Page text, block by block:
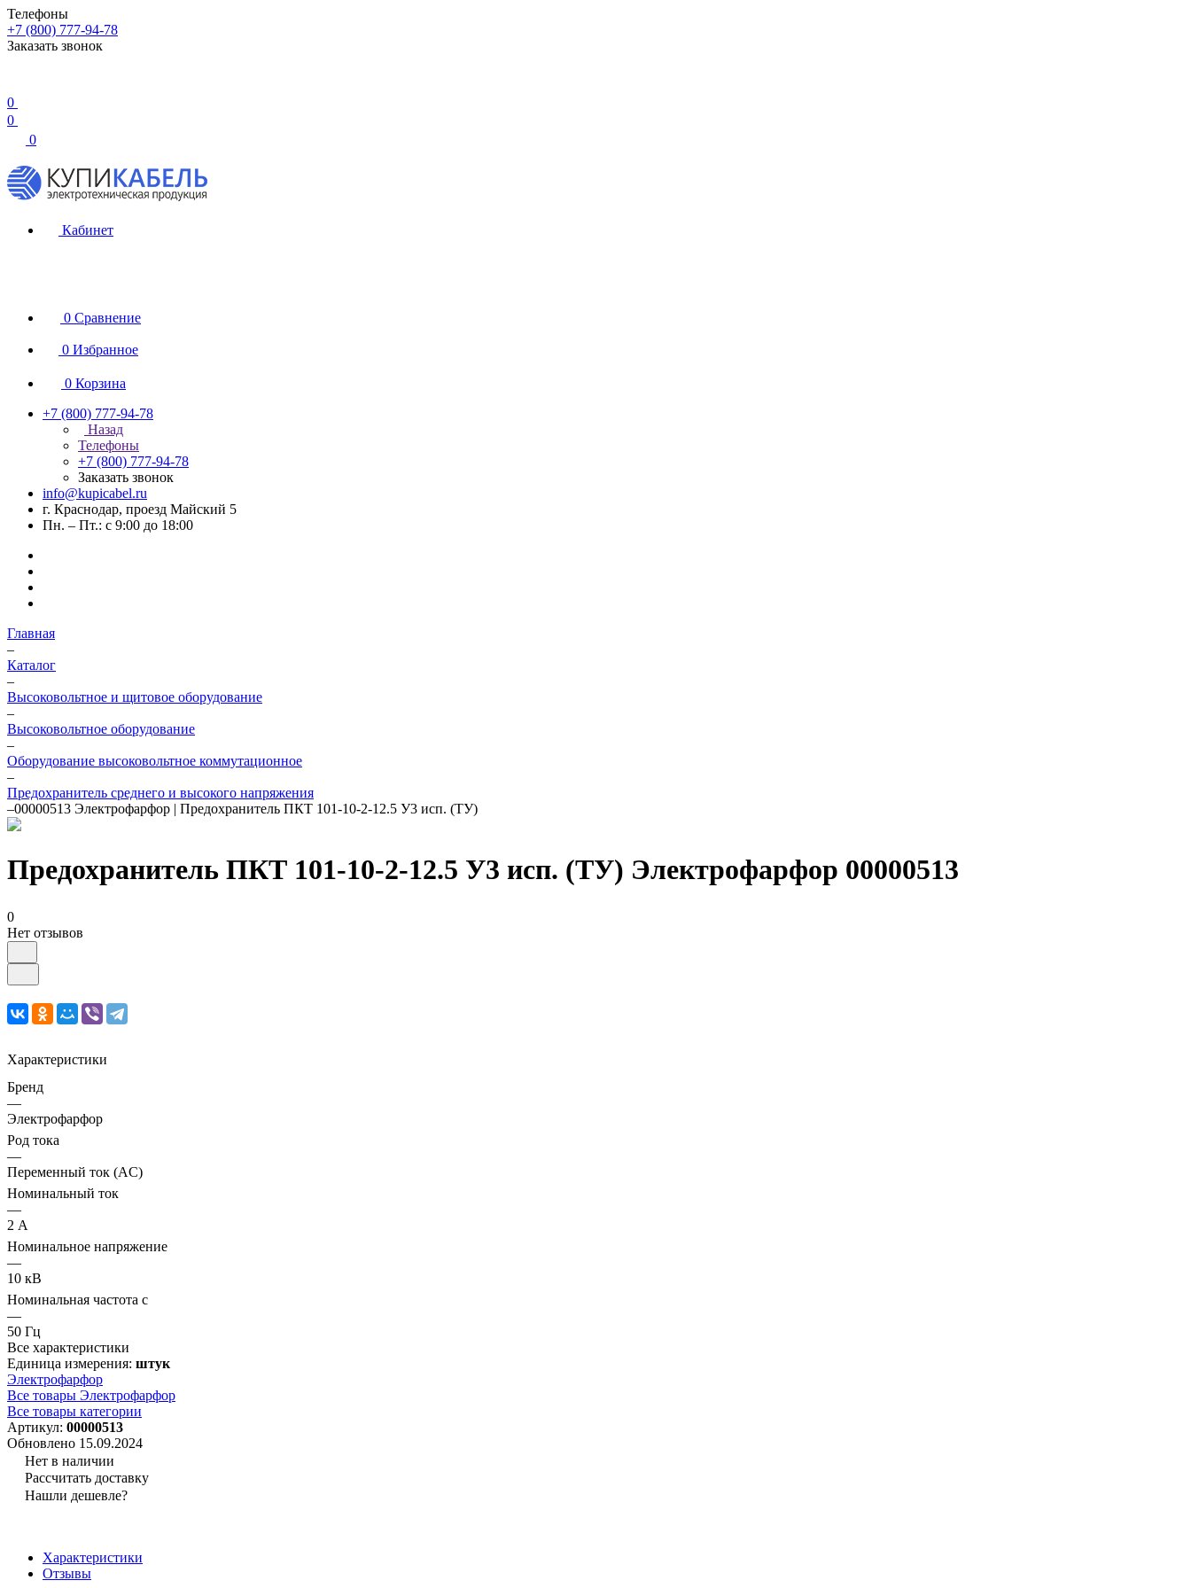
Телефоны
+7 (800) 777-94-78
Заказать звонок
0
0
0
Кабинет
0 Сравнение
0 Избранное
0 Корзина
+7 (800) 777-94-78
Назад
Телефоны
+7 (800) 777-94-78
Заказать звонок
info@kupicabel.ru
г. Краснодар, проезд Майский 5
Пн. – Пт.: с 9:00 до 18:00
Главная
–
Каталог
–
Высоковольтное и щитовое оборудование
–
Высоковольтное оборудование
–
Оборудование высоковольтное коммутационное
–
Предохранитель среднего и высокого напряжения
–00000513 Электрофарфор | Предохранитель ПКТ 101-10-2-12.5 У3 исп. (ТУ)
Предохранитель ПКТ 101-10-2-12.5 У3 исп. (ТУ) Электрофарфор 00000513
0
Нет отзывов
Характеристики
Бренд
—
Электрофарфор
Род тока
—
Переменный ток (AC)
Номинальный ток
—
2 А
Номинальное напряжение
—
10 кВ
Номинальная частота с
—
50 Гц
Все характеристики
Единица измерения: штук
Электрофарфор
Все товары Электрофарфор
Все товары категории
Артикул: 00000513
Обновлено 15.09.2024
Нет в наличии
Рассчитать доставку
Нашли дешевле?
Характеристики
Отзывы